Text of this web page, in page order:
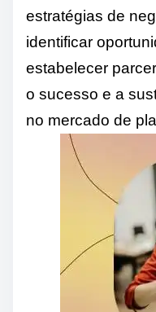
estratégias de
identificar
estabelecer
o sucesso e a
no mercado de